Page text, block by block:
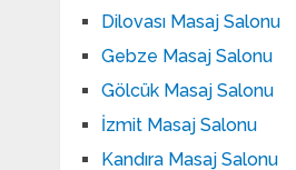
Dilovası Masaj Salonu
Gebze Masaj Salonu
Gölcük Masaj Salonu
İzmit Masaj Salonu
Kandıra Masaj Salonu